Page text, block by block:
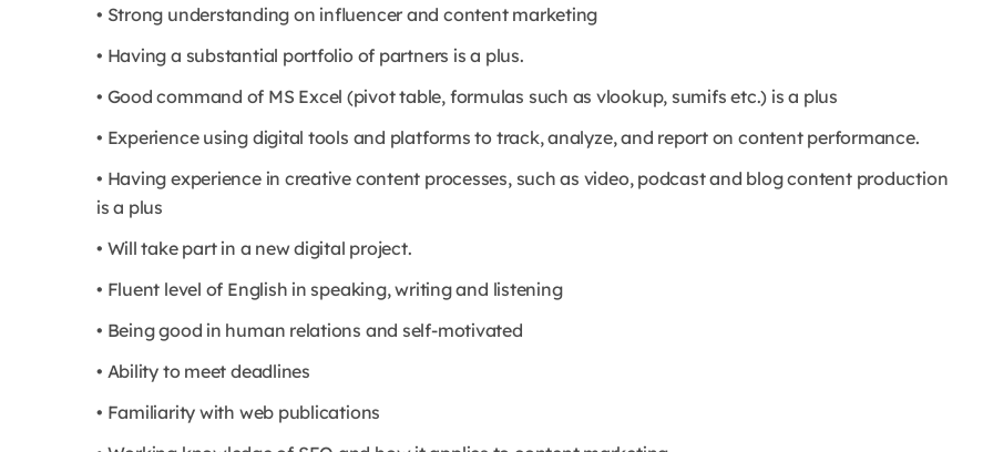
• Strong understanding on influencer and content marketing
• Having a substantial portfolio of partners is a plus.
• Good command of MS Excel (pivot table, formulas such as vlookup, sumifs etc.) is a plus
• Experience using digital tools and platforms to track, analyze, and report on content performance.
• Having experience in creative content processes, such as video, podcast and blog content production
is a plus
• Will take part in a new digital project.
• Fluent level of English in speaking, writing and listening
• Being good in human relations and self-motivated
• Ability to meet deadlines
• Familiarity with web publications